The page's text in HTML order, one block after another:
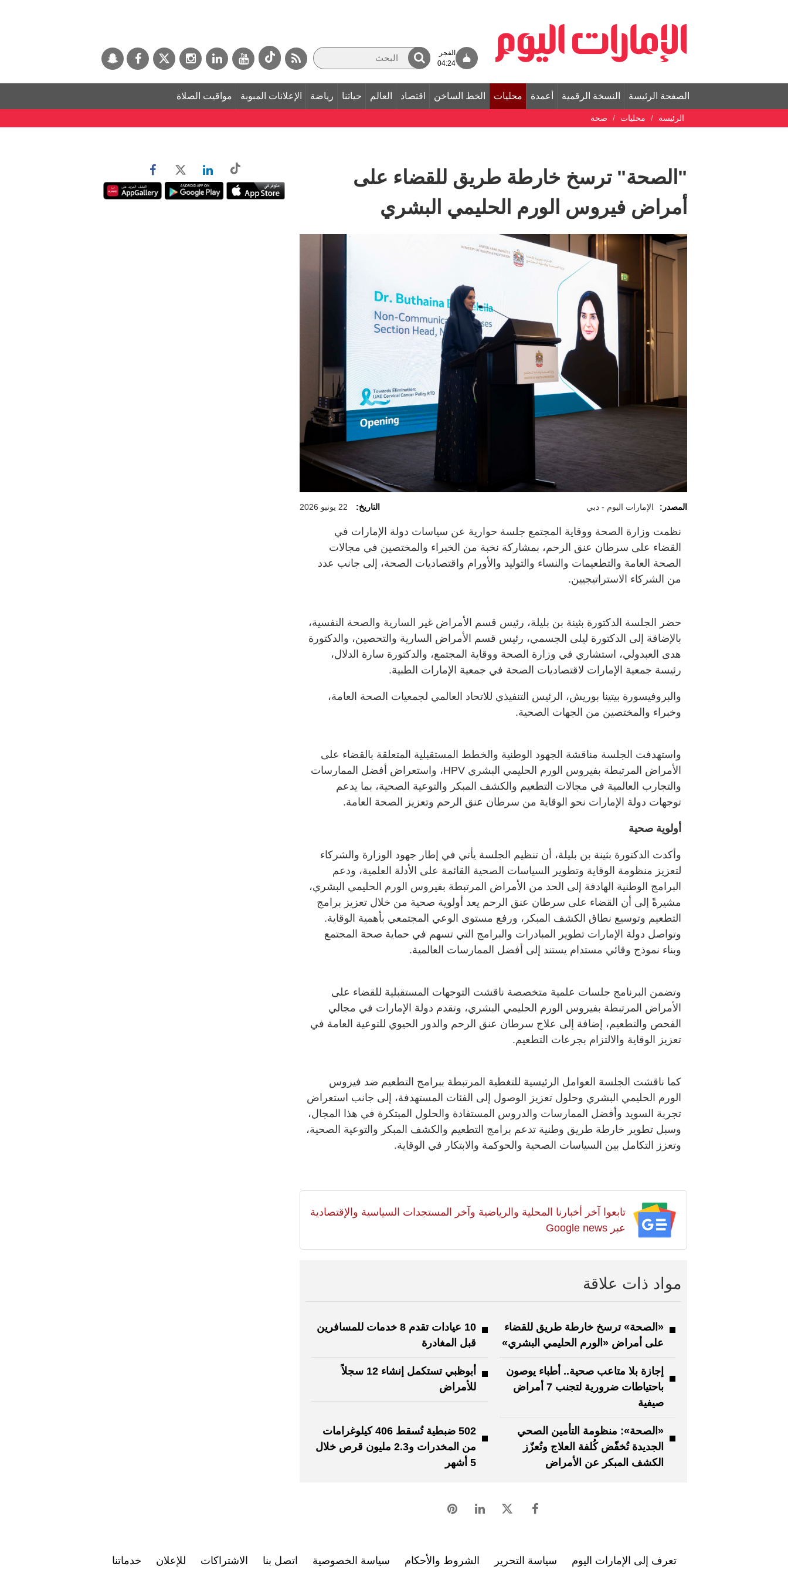
الفجر
04:24
الصفحة الرئيسة النسخة الرقمية أعمدة محليات الخط الساخن اقتصاد العالم حياتنا رياضة الإعلانات المبوبة مواقيت الصلاة
الرئيسة محليات صحة
"الصحة" ترسخ خارطة طريق للقضاء على
أمراض فيروس الورم الحليمي البشري
المصدر: الإمارات اليوم - دبي التاريخ: 22 يونيو 2026
نظمت وزارة الصحة ووقاية المجتمع جلسة حوارية عن سياسات دولة الإمارات في
القضاء على سرطان عنق الرحم، بمشاركة نخبة من الخبراء والمختصين في مجالات
الصحة العامة والتطعيمات والنساء والتوليد والأورام واقتصاديات الصحة، إلى جانب عدد
من الشركاء الاستراتيجيين.
حضر الجلسة الدكتورة بثينة بن بليلة، رئيس قسم الأمراض غير السارية والصحة النفسية،
بالإضافة إلى الدكتورة ليلى الجسمي، رئيس قسم الأمراض السارية والتحصين، والدكتورة
هدى العبدولي، استشاري في وزارة الصحة ووقاية المجتمع، والدكتورة سارة الدلال،
رئيسة جمعية الإمارات لاقتصاديات الصحة في جمعية الإمارات الطبية.
والبروفيسورة بيتينا بوريش، الرئيس التنفيذي للاتحاد العالمي لجمعيات الصحة العامة،
وخبراء والمختصين من الجهات الصحية.
واستهدفت الجلسة مناقشة الجهود الوطنية والخطط المستقبلية المتعلقة بالقضاء على
الأمراض المرتبطة بفيروس الورم الحليمي البشري HPV، واستعراض أفضل الممارسات
والتجارب العالمية في مجالات التطعيم والكشف المبكر والتوعية الصحية، بما يدعم
توجهات دولة الإمارات نحو الوقاية من سرطان عنق الرحم وتعزيز الصحة العامة.
أولوية صحية
وأكدت الدكتورة بثينة بن بليلة، أن تنظيم الجلسة يأتي في إطار جهود الوزارة والشركاء
لتعزيز منظومة الوقاية وتطوير السياسات الصحية القائمة على الأدلة العلمية، ودعم
البرامج الوطنية الهادفة إلى الحد من الأمراض المرتبطة بفيروس الورم الحليمي البشري،
مشيرةً إلى أن القضاء على سرطان عنق الرحم يعد أولوية صحية من خلال تعزيز برامج
التطعيم وتوسيع نطاق الكشف المبكر، ورفع مستوى الوعي المجتمعي بأهمية الوقاية.
وتواصل دولة الإمارات تطوير المبادرات والبرامج التي تسهم في حماية صحة المجتمع
وبناء نموذج وقائي مستدام يستند إلى أفضل الممارسات العالمية.
وتضمن البرنامج جلسات علمية متخصصة ناقشت التوجهات المستقبلية للقضاء على
الأمراض المرتبطة بفيروس الورم الحليمي البشري، وتقدم دولة الإمارات في مجالي
الفحص والتطعيم، إضافة إلى علاج سرطان عنق الرحم والدور الحيوي للتوعية العامة في
تعزيز الوقاية والالتزام بجرعات التطعيم.
كما ناقشت الجلسة العوامل الرئيسية للتغطية المرتبطة ببرامج التطعيم ضد فيروس
الورم الحليمي البشري وحلول تعزيز الوصول إلى الفئات المستهدفة، إلى جانب استعراض
تجربة السويد وأفضل الممارسات والدروس المستفادة والحلول المبتكرة في هذا المجال،
وسبل تطوير خارطة طريق وطنية تدعم برامج التطعيم والكشف المبكر والتوعية الصحية،
وتعزز التكامل بين السياسات الصحية والحوكمة والابتكار في الوقاية.
تابعوا آخر أخبارنا المحلية والرياضية وآخر المستجدات السياسية والإقتصادية
عبر Google news
مواد ذات علاقة
«الصحة» ترسخ خارطة طريق للقضاء
على أمراض «الورم الحليمي البشري»
10 عيادات تقدم 8 خدمات للمسافرين
قبل المغادرة
إجازة بلا متاعب صحية.. أطباء يوصون
باحتياطات ضرورية لتجنب 7 أمراض
صيفية
أبوظبي تستكمل إنشاء 12 سجلاً
للأمراض
«الصحة»: منظومة التأمين الصحي
الجديدة تُخفّض كُلفة العلاج وتُعزّز
الكشف المبكر عن الأمراض
502 ضبطية تُسقط 406 كيلوغرامات
من المخدرات و2.3 مليون قرص خلال
5 أشهر
تعرف إلى الإمارات اليوم سياسة التحرير الشروط والأحكام سياسة الخصوصية اتصل بنا الاشتراكات للإعلان خدماتنا